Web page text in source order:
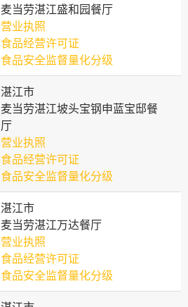
麦当劳湛江盛和园餐厅
营业执照
食品经营许可证
食品安全监督量化分级
湛江市
麦当劳湛江坡头宝钢申蓝宝邸餐
厅
营业执照
食品经营许可证
食品安全监督量化分级
湛江市
麦当劳湛江万达餐厅
营业执照
食品经营许可证
食品安全监督量化分级